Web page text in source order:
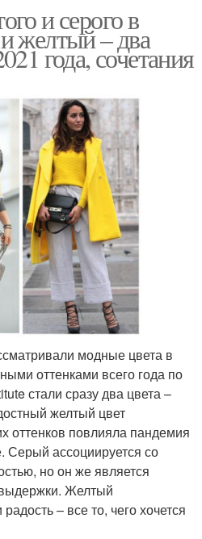
и серого в
желтый – два
года, сочетания
модные цвета в
оттенками всего года по
стали сразу два цвета –
желтый цвет
оттенков повлияла пандемия
Серый ассоциируется со
но он же является
Желтый
– все то, чего хочется